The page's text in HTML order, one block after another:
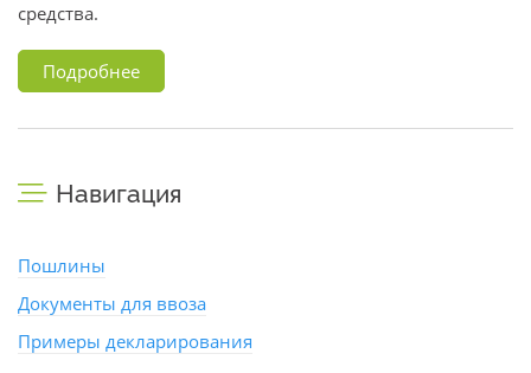
средства.
Подробнее
Навигация
Пошлины
Документы для ввоза
Примеры декларирования